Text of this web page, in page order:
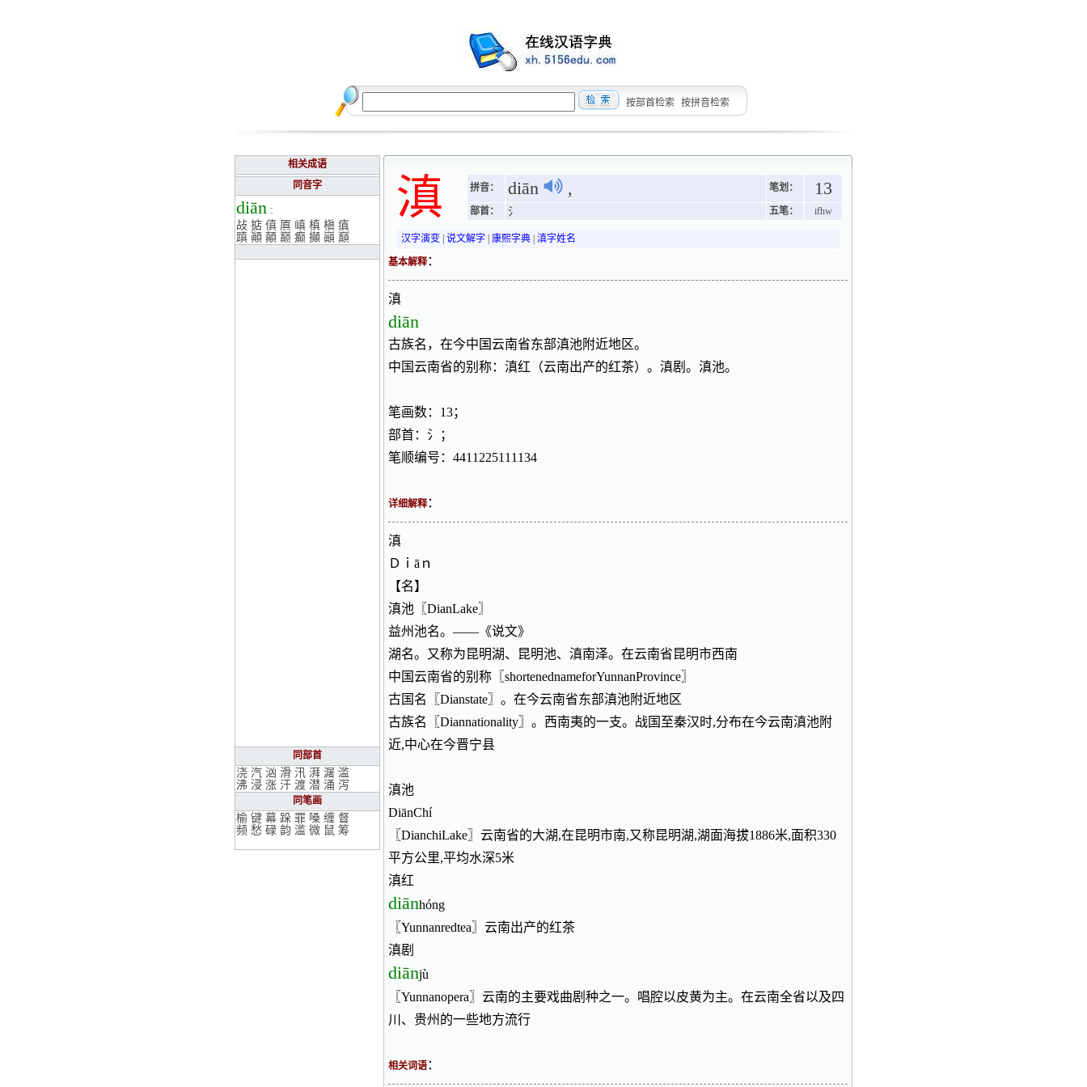
按部首检索 按拼音检索
相关成语
同音字
diān :
敁 掂 傎 厧 嵮 槙 槇 瘨
蹎 顚 顛 巅 癫 攧 巓 巔
同部首
浇 汽 汹 滑 汛 湃 潳 滥
沸 浸 涨 汗 渡 潜 涌 泻
同笔画
榆 键 幕 跺 罪 嗓 缠 督
频 愁 碌 韵 滥 微 鼠 筹
滇 拼音： diān , 笔划： 13
部首： 氵 五笔： ifhw
汉字演变 说文解字| 康熙字典| 滇字姓名
基本解释：
滇
diān
古族名，在今中国云南省东部滇池附近地区。
中国云南省的别称：滇红（云南出产的红茶）。滇剧。滇池。
笔画数：13；
部首：氵；
笔顺编号：4411225111134
详细解释：
滇
Ｄｉāｎ
【名】
滇池〖DianLake〗
益州池名。——《说文》
湖名。又称为昆明湖、昆明池、滇南泽。在云南省昆明市西南
中国云南省的别称〖shortenednameforYunnanProvince〗
古国名〖Dianstate〗。在今云南省东部滇池附近地区
古族名〖Diannationality〗。西南夷的一支。战国至秦汉时,分布在今云南滇池附
近,中心在今晋宁县
滇池
DiānChí
〖DianchiLake〗云南省的大湖,在昆明市南,又称昆明湖,湖面海拔1886米,面积330
平方公里,平均水深5米
滇红
diānhóng
〖Yunnanredtea〗云南出产的红茶
滇剧
diānjù
〖Yunnanopera〗云南的主要戏曲剧种之一。唱腔以皮黄为主。在云南全省以及四
川、贵州的一些地方流行
相关词语 ：